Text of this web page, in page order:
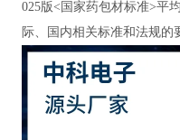
025版<国家药包材标准>平
际、国内相关标准和法规的